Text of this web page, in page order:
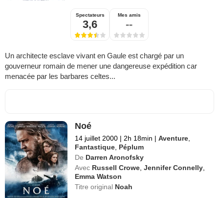
Spectateurs
3,6
Mes amis
--
Un architecte esclave vivant en Gaule est chargé par un
gouverneur romain de mener une dangereuse expédition car
menacée par les barbares celtes...
Noé
14 juillet 2000 | 2h 18min | Aventure
Fantastique Péplum
De Darren Aronofsky
Avec Russell Crowe ,Jennifer Connelly
Emma Watson
Titre original Noah